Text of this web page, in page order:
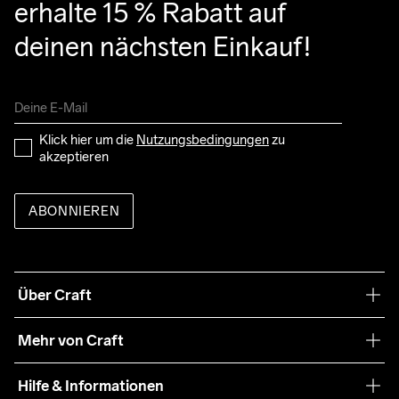
erhalte 15 % Rabatt auf
deinen nächsten Einkauf!
Klick hier um die Nutzungsbedingungen zu
akzeptieren
ABONNIEREN
Über Craft
Nachhaltigkeit
Mehr von Craft
Hilfe & Informationen